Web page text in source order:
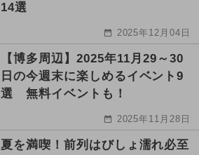
14選
2025年12月04日
【博多周辺】2025年11月29～30
日の今週末に楽しめるイベント9
選 無料イベントも！
2025年11月28日
夏を満喫！前列はびしょ濡れ必至